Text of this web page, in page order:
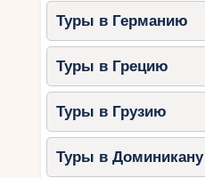
Туры в Германию
Туры в Грецию
Туры в Грузию
Туры в Доминикану